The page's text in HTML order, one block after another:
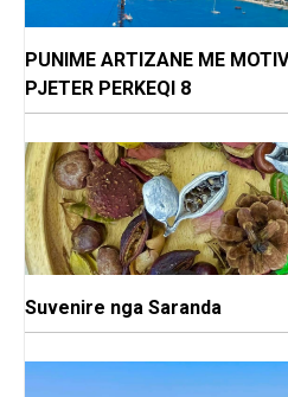
PUNIME ARTIZANE ME
PJETER PERKEQI 8
Suvenire nga Saranda